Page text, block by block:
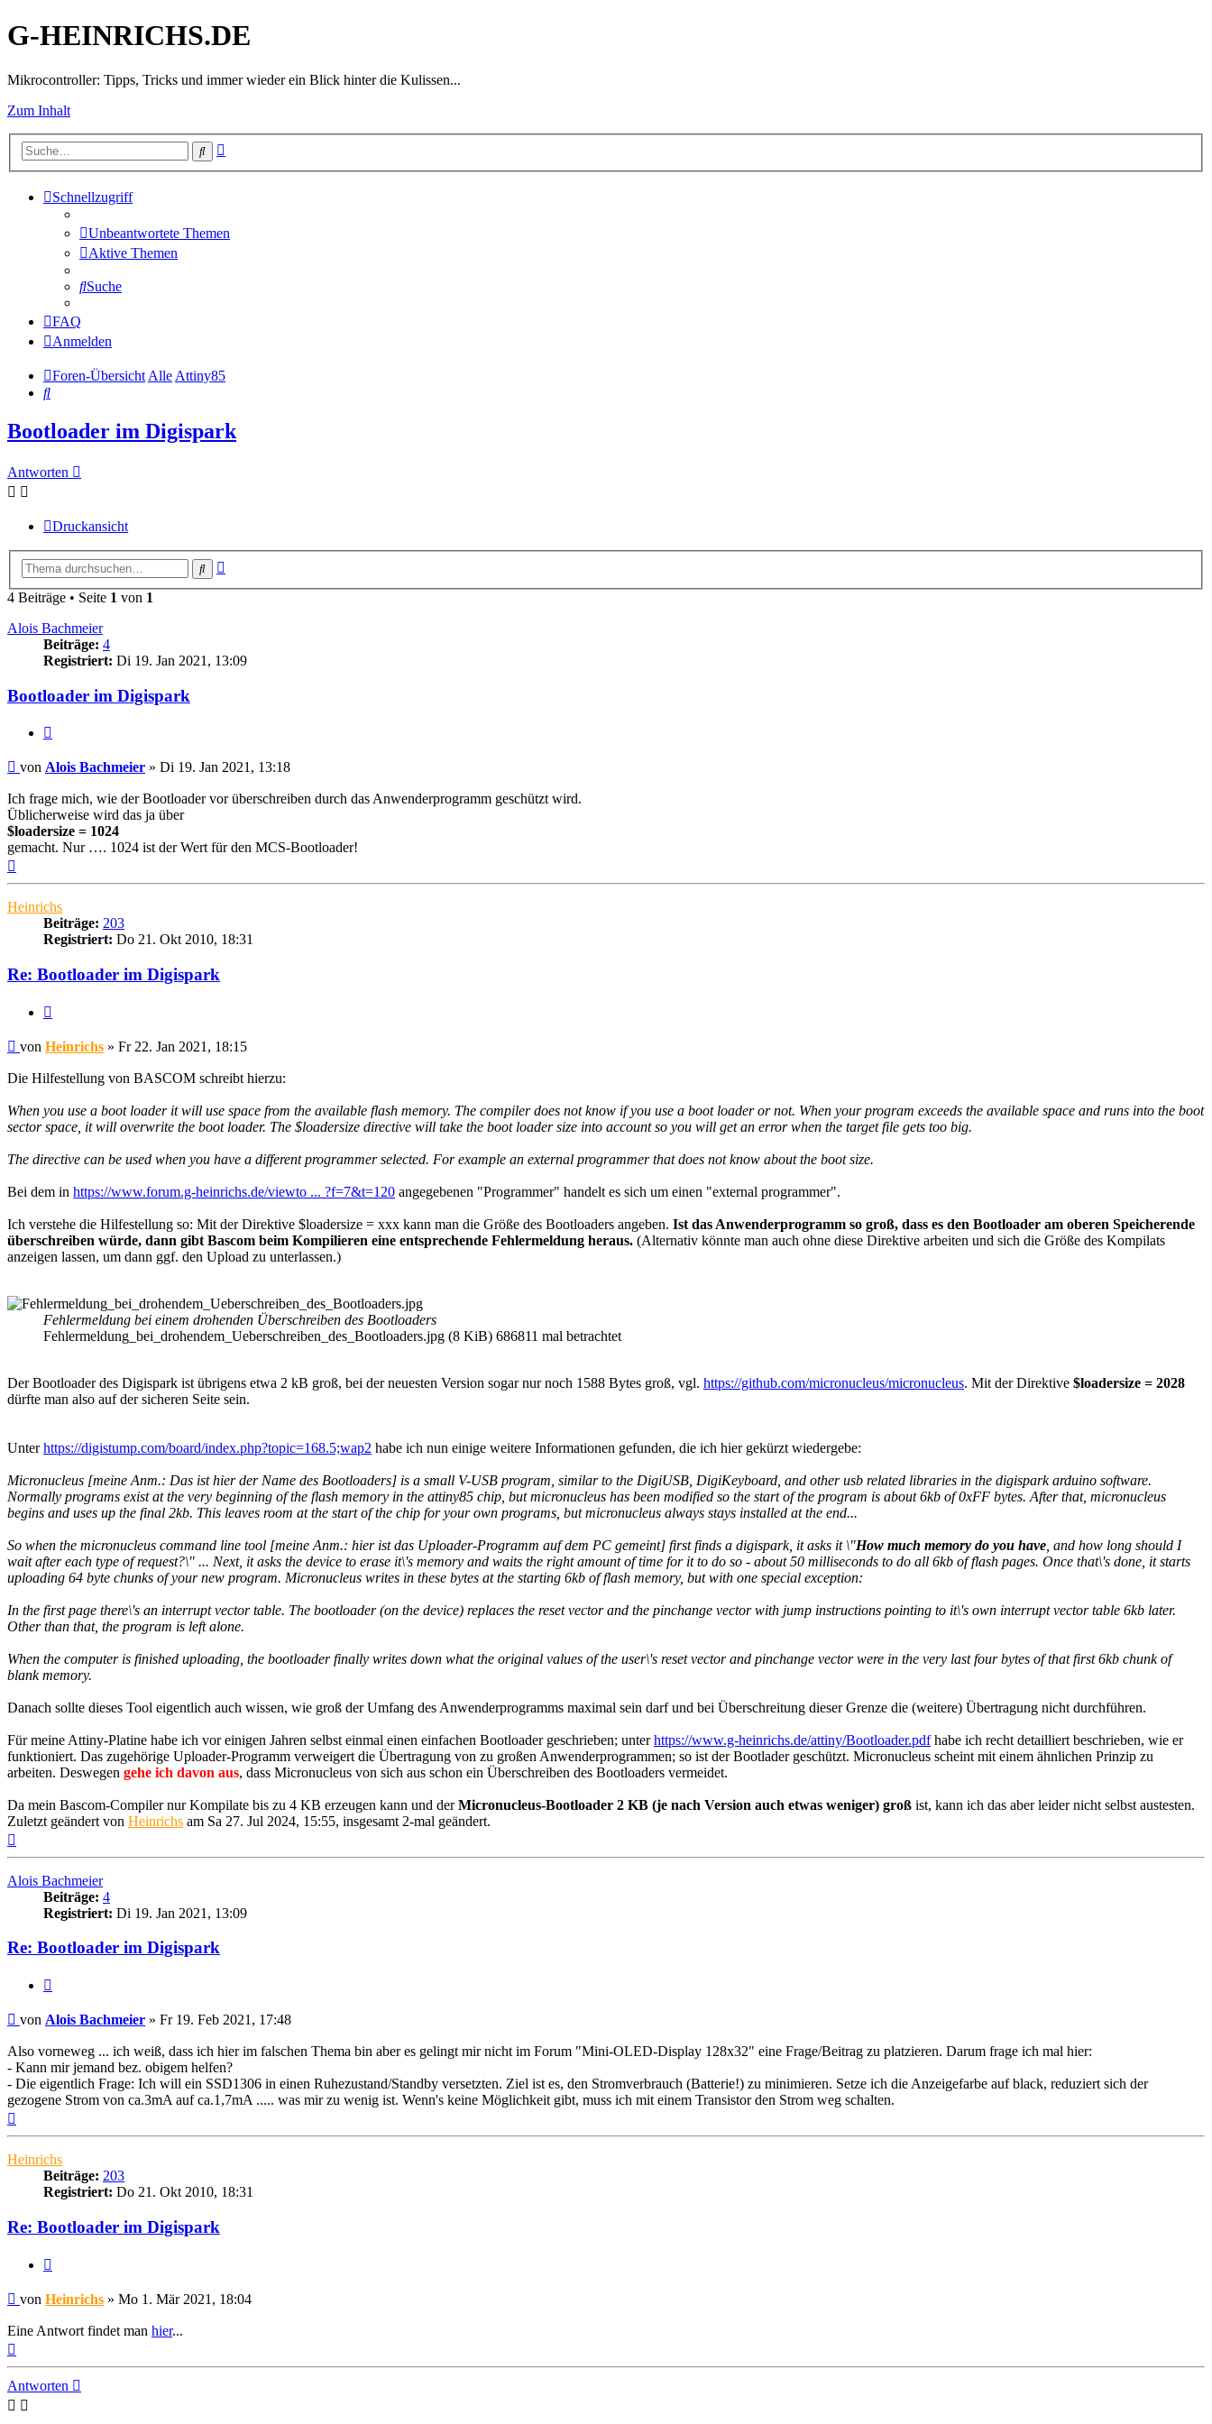
G-HEINRICHS.DE
Mikrocontroller: Tipps, Tricks und immer wieder ein Blick hinter die Kulissen...
Zum Inhalt
Suche
Schnellzugriff
Unbeantwortete Themen
Aktive Themen
Suche
FAQ
Anmelden
Foren-ÜbersichtAlleAttiny85
Suche
Bootloader im Digispark
Antworten
Druckansicht
Suche
4 Beiträge • Seite 1 von 1
Alois Bachmeier
Beiträge: 4
Registriert: Di 19. Jan 2021, 13:09
Bootloader im Digispark
Beitrag
von Alois Bachmeier » Di 19. Jan 2021, 13:18
Ich frage mich, wie der Bootloader vor überschreiben durch das Anwenderprogramm geschützt wird.
Üblicherweise wird das ja über
$loadersize = 1024
gemacht. Nur …. 1024 ist der Wert für den MCS-Bootloader!
Heinrichs
Beiträge: 203
Registriert: Do 21. Okt 2010, 18:31
Re: Bootloader im Digispark
Beitrag
von Heinrichs » Fr 22. Jan 2021, 18:15
Die Hilfestellung von BASCOM schreibt hierzu:
When you use a boot loader it will use space from the available flash memory. The compiler does not know if you use a boot loader or not. When your program exceeds the available space and runs into the boot
sector space, it will overwrite the boot loader. The $loadersize directive will take the boot loader size into account so you will get an error when the target file gets too big.
The directive can be used when you have a different programmer selected. For example an external programmer that does not know about the boot size.
Bei dem in https://www.forum.g-heinrichs.de/viewto ... ?f=7&t=120 angegebenen "Programmer" handelt es sich um einen "external programmer".
Ich verstehe die Hilfestellung so: Mit der Direktive $loadersize = xxx kann man die Größe des Bootloaders angeben. Ist das Anwenderprogramm so groß, dass es den Bootloader am oberen Speicherende
überschreiben würde, dann gibt Bascom beim Kompilieren eine entsprechende Fehlermeldung heraus. (Alternativ könnte man auch ohne diese Direktive arbeiten und sich die Größe des Kompilats
anzeigen lassen, um dann ggf. den Upload zu unterlassen.)
Fehlermeldung bei einem drohenden Überschreiben des Bootloaders
Fehlermeldung_bei_drohendem_Ueberschreiben_des_Bootloaders.jpg (8 KiB) 686811 mal betrachtet
Der Bootloader des Digispark ist übrigens etwa 2 kB groß, bei der neuesten Version sogar nur noch 1588 Bytes groß, vgl. https://github.com/micronucleus/micronucleus. Mit der Direktive $loadersize = 2028
dürfte man also auf der sicheren Seite sein.
Unterhttps://digistump.com/board/index.php?topic=168.5;wap2 habe ich nun einige weitere Informationen gefunden, die ich hier gekürzt wiedergebe:
Micronucleus [meine Anm.: Das ist hier der Name des Bootloaders] is a small V-USB program, similar to the DigiUSB, DigiKeyboard, and other usb related libraries in the digispark arduino software.
Normally programs exist at the very beginning of the flash memory in the attiny85 chip, but micronucleus has been modified so the start of the program is about 6kb of 0xFF bytes. After that, micronucleus
begins and uses up the final 2kb. This leaves room at the start of the chip for your own programs, but micronucleus always stays installed at the end...
So when the micronucleus command line tool [meine Anm.: hier ist das Uploader-Programm auf dem PC gemeint] first finds a digispark, it asks it \"How much memory do you have , and how long should I
wait after each type of request?\" ... Next, it asks the device to erase it\'s memory and waits the right amount of time for it to do so - about 50 milliseconds to do all 6kb of flash pages. Once that\'s done, it starts
uploading 64 byte chunks of your new program. Micronucleus writes in these bytes at the starting 6kb of flash memory, but with one special exception:
In the first page there\'s an interrupt vector table. The bootloader (on the device) replaces the reset vector and the pinchange vector with jump instructions pointing to it\'s own interrupt vector table 6kb later.
Other than that, the program is left alone.
When the computer is finished uploading, the bootloader finally writes down what the original values of the user\'s reset vector and pinchange vector were in the very last four bytes of that first 6kb chunk of
blank memory.
Danach sollte dieses Tool eigentlich auch wissen, wie groß der Umfang des Anwenderprogramms maximal sein darf und bei Überschreitung dieser Grenze die (weitere) Übertragung nicht durchführen.
Für meine Attiny-Platine habe ich vor einigen Jahren selbst einmal einen einfachen Bootloader geschrieben; unterhttps://www.g-heinrichs.de/attiny/Bootloader.pdfhabe ich recht detailliert beschrieben, wie er
funktioniert. Das zugehörige Uploader-Programm verweigert die Übertragung von zu großen Anwenderprogrammen; so ist der Bootlader geschützt. Micronucleus scheint mit einem ähnlichen Prinzip zu
arbeiten. Deswegen gehe ich davon aus, dass Micronucleus von sich aus schon ein Überschreiben des Bootloaders vermeidet.
Da mein Bascom-Compiler nur Kompilate bis zu 4 KB erzeugen kann und derMicronucleus-Bootloader 2 KB (je nach Version auch etwas weniger) groß ist, kann ich das aber leider nicht selbst austesten.
Zuletzt geändert von Heinrichs am Sa 27. Jul 2024, 15:55, insgesamt 2-mal geändert.
Alois Bachmeier
Beiträge: 4
Registriert: Di 19. Jan 2021, 13:09
Re: Bootloader im Digispark
Beitrag
von Alois Bachmeier » Fr 19. Feb 2021, 17:48
Also vorneweg ... ich weiß, dass ich hier im falschen Thema bin aber es gelingt mir nicht im Forum "Mini-OLED-Display 128x32" eine Frage/Beitrag zu platzieren. Darum frage ich mal hier:
- Kann mir jemand bez. obigem helfen?
- Die eigentlich Frage: Ich will ein SSD1306 in einen Ruhezustand/Standby versetzten. Ziel ist es, den Stromverbrauch (Batterie!) zu minimieren. Setze ich die Anzeigefarbe auf black, reduziert sich der
gezogene Strom von ca.3mA auf ca.1,7mA ..... was mir zu wenig ist. Wenn's keine Möglichkeit gibt, muss ich mit einem Transistor den Strom weg schalten.
Heinrichs
Beiträge: 203
Registriert: Do 21. Okt 2010, 18:31
Re: Bootloader im Digispark
Beitrag
von Heinrichs » Mo 1. Mär 2021, 18:04
Eine Antwort findet man hier...
Antworten